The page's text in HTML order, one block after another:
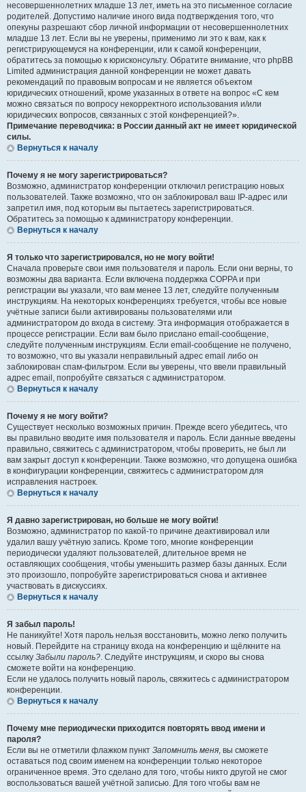
несовершеннолетних младше 13 лет, иметь на это письменное согласие
родителей. Допустимо наличие иного вида подтверждения того, что
опекуны разрешают сбор личной информации от несовершеннолетних
младше 13 лет. Если вы не уверены, применимо ли это к вам, как к
регистрирующемуся на конференции, или к самой конференции,
обратитесь за помощью к юрисконсульту. Обратите внимание, что phpBB
Limited администрация данной конференции не может давать
рекомендаций по правовым вопросам и не является объектом
юридических отношений, кроме указанных в ответе на вопрос «С кем
можно связаться по вопросу некорректного использования и/или
юридических вопросов, связанных с этой конференцией?».
Примечание переводчика: в России данный акт не имеет юридической
силы.
Вернуться к началу
Почему я не могу зарегистрироваться?
Возможно, администратор конференции отключил регистрацию новых
пользователей. Также возможно, что он заблокировал ваш IP-адрес или
запретил имя, под которым вы пытаетесь зарегистрироваться.
Обратитесь за помощью к администратору конференции.
Вернуться к началу
Я только что зарегистрировался, но не могу войти!
Сначала проверьте свои имя пользователя и пароль. Если они верны, то
возможны два варианта. Если включена поддержка COPPA и при
регистрации вы указали, что вам менее 13 лет, следуйте полученным
инструкциям. На некоторых конференциях требуется, чтобы все новые
учётные записи были активированы пользователями или
администратором до входа в систему. Эта информация отображается в
процессе регистрации. Если вам было прислано email-сообщение,
следуйте полученным инструкциям. Если email-сообщение не получено,
то возможно, что вы указали неправильный адрес email либо он
заблокирован спам-фильтром. Если вы уверены, что ввели правильный
адрес email, попробуйте связаться с администратором.
Вернуться к началу
Почему я не могу войти?
Существует несколько возможных причин. Прежде всего убедитесь, что
вы правильно вводите имя пользователя и пароль. Если данные введены
правильно, свяжитесь с администратором, чтобы проверить, не был ли
вам закрыт доступ к конференции. Также возможно, что допущена ошибка
в конфигурации конференции, свяжитесь с администратором для
исправления настроек.
Вернуться к началу
Я давно зарегистрирован, но больше не могу войти!
Возможно, администратор по какой-то причине деактивировал или
удалил вашу учётную запись. Кроме того, многие конференции
периодически удаляют пользователей, длительное время не
оставляющих сообщения, чтобы уменьшить размер базы данных. Если
это произошло, попробуйте зарегистрироваться снова и активнее
участвовать в дискуссиях.
Вернуться к началу
Я забыл пароль!
Не паникуйте! Хотя пароль нельзя восстановить, можно легко получить
новый. Перейдите на страницу входа на конференцию и щёлкните на
ссылку Забыли пароль?. Следуйте инструкциям, и скоро вы снова
сможете войти на конференцию.
Если не удалось получить новый пароль, свяжитесь с администратором
конференции.
Вернуться к началу
Почему мне периодически приходится повторять ввод имени и
пароля?
Если вы не отметили флажком пункт Запомнить меня, вы сможете
оставаться под своим именем на конференции только некоторое
ограниченное время. Это сделано для того, чтобы никто другой не смог
воспользоваться вашей учётной записью. Для того чтобы вам не